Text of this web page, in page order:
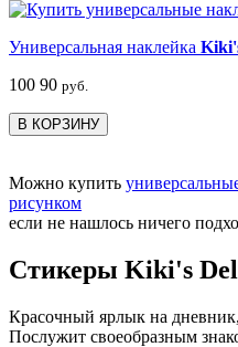
Универсальная наклейка
100 90 руб.
В КОРЗИНУ
Можно купить
рисунком
если не нашлось ничего
Стикеры Kiki's
Красочный ярлык на
Послужит своеобразным